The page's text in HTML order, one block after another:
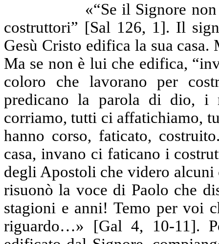
«“Se il Signore
costruttori” [Sal 126, 1]. Il
Gesù Cristo edifica la sua
Ma se non è lui che edifica,
coloro che lavorano per
predicano la parola di dio, i
corriamo, tutti ci affatichiamo,
hanno corso, faticato,
casa, invano ci faticano i
degli Apostoli che videro
risuonò la voce di Paolo che
stagioni e anni! Temo per voi
riguardo…» [Gal 4, 10-11].